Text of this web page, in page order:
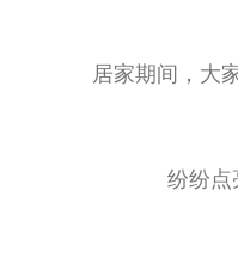
居家期间，大
纷纷点